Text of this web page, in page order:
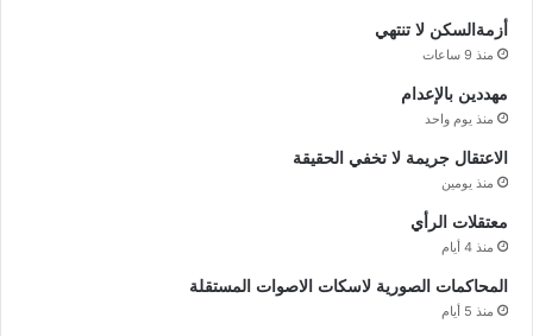
أزمةالسكن لا تنتهي
منذ 9 ساعات
مهددين بالإعدام
منذ يوم واحد
الاعتقال جريمة لا تخفي الحقيقة
منذ يومين
معتقلات الرأي
منذ 4 أيام
المحاكمات الصورية لاسكات الاصوات المستقلة
منذ 5 أيام